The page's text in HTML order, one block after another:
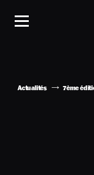
Actualités 7ème